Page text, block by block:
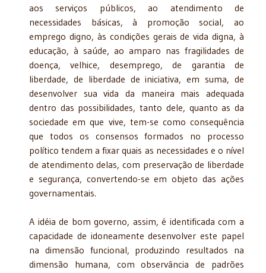
aos serviços públicos, ao atendimento de
necessidades básicas, à promoção social, ao
emprego digno, às condições gerais de vida digna, à
educação, à saúde, ao amparo nas fragilidades de
doença, velhice, desemprego, de garantia de
liberdade, de liberdade de iniciativa, em suma, de
desenvolver sua vida da maneira mais adequada
dentro das possibilidades, tanto dele, quanto as da
sociedade em que vive, tem-se como consequência
que todos os consensos formados no processo
político tendem a fixar quais as necessidades e o nível
de atendimento delas, com preservação de liberdade
e segurança, convertendo-se em objeto das ações
governamentais.
A idéia de bom governo, assim, é identificada com a
capacidade de idoneamente desenvolver este papel
na dimensão funcional, produzindo resultados na
dimensão humana, com observância de padrões